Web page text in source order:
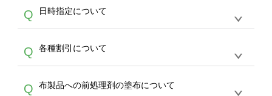
らの直接入稿には対応していません。AIで保存
し、デザインツールからアップロードして下さ
い）
スをご利用頂ければ、電話やFAX、メールなど
でご注文が可能です。
A
を作って欲しい。などの場合は、製作数量が
30個以上であれば、サポート担当が、デザイ
バッグコンシェル
サー
ビスをご利用ください。(※ 30個以下の場合
は、デザインツールをご利用ください)
Q 日時指定について
A
ん。発送後18時以降に配送業者・伝票番号を
メールでお知らせいたしますので、直接配送業
者にご連絡いただき調整をお願い致します。
Q 各種割引について
A
カート内で自動的に割引(最大50%)が適用され
Q 布製品への前処理剤の塗布について